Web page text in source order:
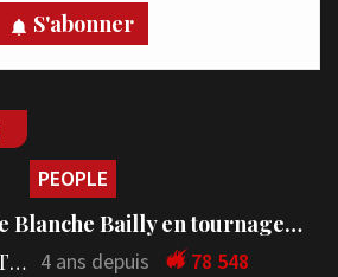
S'abonner
PEOPLE
Blanche Bailly en tournage…
LA REDACTION 4 ans depuis 78 548